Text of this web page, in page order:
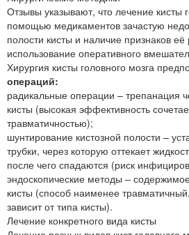
Отзывы указывают, что лечение кисты
помощью медикаментов зачастую
полости кисты и наличие признаков
использование оперативного
Хирургия кисты головного мозга
операций:
радикальные операции – трепанация
кисты (высокая эффективность
травматичностью);
шунтирование кистозной полости –
трубки, через которую оттекает
после чего спадаются (риск
эндоскопические методы –
кисты (способ наименее
зависит от типа кисты).
Лечение конкретного вида кисты